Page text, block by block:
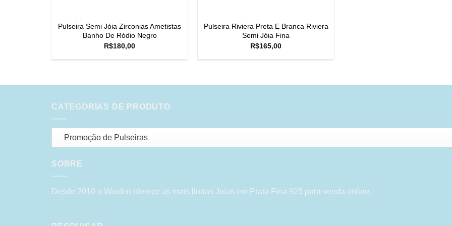
Pulseira Semi Jóia Zirconias Ametistas
Banho De Ródio Negro
R$180,00
Pulseira Riviera Preta E Branca Riviera
Semi Jóia Fina
R$165,00
CATEGORIAS DE PRODUTO
Promoção de Pulseiras
SOBRE
Desde 2010 a Waufen oferece as mais lindas Joias em Prata Fina 925 para venda online.